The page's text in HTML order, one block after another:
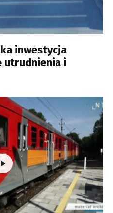
inwestycja
utrudnienia i